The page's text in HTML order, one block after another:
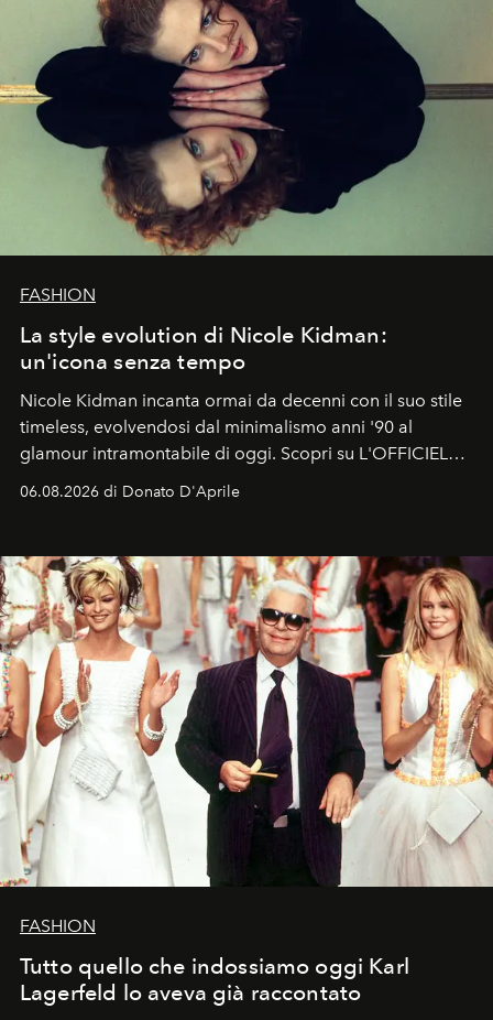
FASHION
La style evolution di Nicole Kidman:
un'icona senza tempo
Nicole Kidman incanta ormai da decenni con il suo stile
timeless, evolvendosi dal minimalismo anni '90 al
glamour intramontabile di oggi. Scopri su L'OFFICIEL
Italia la sua style evolution.
06.08.2026 di Donato D'Aprile
FASHION
Tutto quello che indossiamo oggi Karl
Lagerfeld lo aveva già raccontato